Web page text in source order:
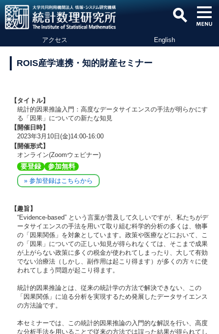
アクセス English
ROIS産学連携・知的財産セミナー
【タイトル】
統計的因果推論入門：高度なデータサイエンスの手法が明らかにす
る「因果」についての新たな知見
【開催日時】
2023年3月10日(金)14:00-16:00
【開催形式】
オンライン(Zoomウェビナー)
要登録
参加無料
» 参加登録はこちらから
【趣旨】
“Evidence-based” という言葉が普及して久しいですが、私たちがデ
ータサイエンスの手法を用いて取り組む科学的分析の多くは、物事
の「因果関係」を対象としています。政策や医療などにおいて、こ
の「因果」についての正しい知見が得られなくては、そこまで成果
が上がらない政策に多くの税金が使われてしまったり、大して有効
でない治療法（しかし、副作用は起こり得ます）が多くの方々に使
われてしまう問題が起こり得ます。
統計的因果推論とは、従来の統計学の方法で解決できない、この
「因果関係」に迫る分析を実現するため発展したデータサイエンス
の方法論です。
本セミナーでは、この統計的因果推論の入門的な解説を行い、高度
な分析手法を用いることで従来の方法では誤った結果が得られてし